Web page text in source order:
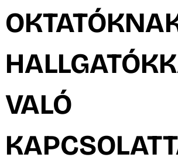
VALÓ